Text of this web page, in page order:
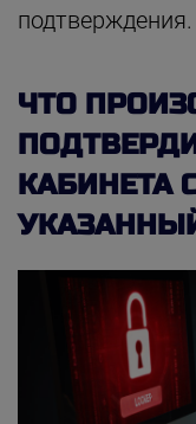
подтверждения.
ЧТО
КАБИНЕТА